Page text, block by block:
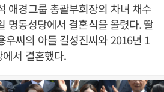
애경그룹 총괄부회장의 차녀 채수
명동성당에서 결혼식을 올렸다. 딸
우씨의 아들 길성진씨와 2016년 1
서 결혼했다.